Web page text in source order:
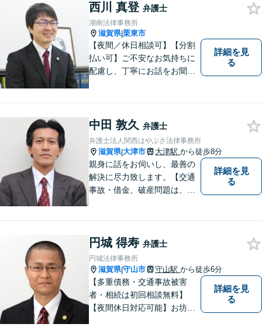
お話をお聞かせください。
【無料駐車場あり】
西川 真登 弁護士
湖南法律事務所
滋賀県|栗東市
【夜間／休日相談可】【分割
払い可】ご不安なお気持ちに
配慮し、丁寧にお話をお聞き
詳細を見
る
中田 敦久 弁護士
弁護士法人関西はやぶさ法律事務所
滋賀県|大津市 大津駅 から徒歩8分
親身に話をお伺いし、最善の
解決に尽力致します。【交通
事故・借金、破産問題は、初
あり】
詳細を見
る
円城 得寿 弁護士
円城法律事務所
滋賀県|守山市 守山駅 から徒歩6分
【多重債務・交通事故被害
者・相続は初回相談無料】
【夜間休日対応可能】お坊さ
詳細を見
る